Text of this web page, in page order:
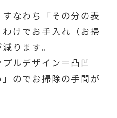
なわち「その分の表
けでお手入れ（お掃
ります。
ルデザイン＝凸凹
」のでお掃除の手間が